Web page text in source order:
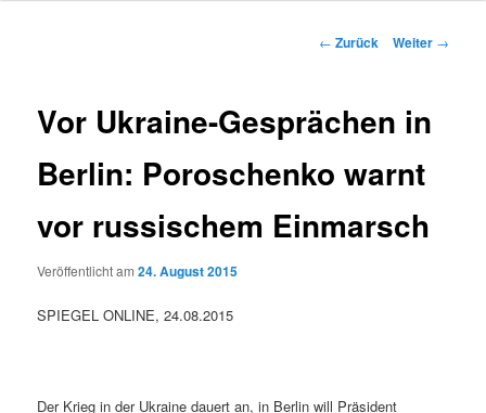
Beitragsnavigation
← Zurück Weiter →
Vor Ukraine-Gesprächen in
Berlin: Poroschenko warnt
vor russischem Einmarsch
Veröffentlicht am24. August 2015
SPIEGEL ONLINE, 24.08.2015
Der Krieg in der Ukraine dauert an, in Berlin will Präsident